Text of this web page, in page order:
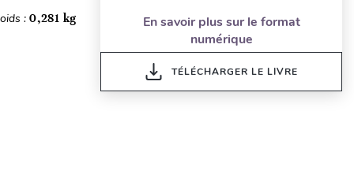
:0,281 kg
En savoir plus sur le format
numérique
TÉLÉCHARGER LE LIVRE